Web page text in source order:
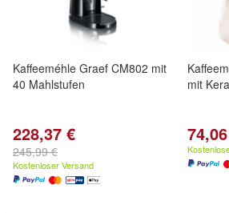
Kaffeeméhle Graef CM802 mit
40 Mahlstufen
228,37 €
245,99 €
Kostenloser Versand
mit